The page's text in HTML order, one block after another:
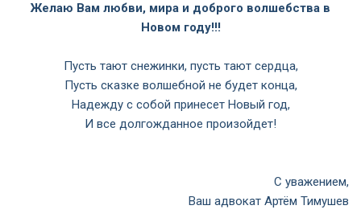
Желаю Вам любви, мира и доброго волшебства в
Новом году!!!
Пусть тают снежинки, пусть тают сердца,
Пусть сказке волшебной не будет конца,
Надежду с собой принесет Новый год,
И все долгожданное произойдет!
С уважением,
Ваш адвокат Артём Тимушев